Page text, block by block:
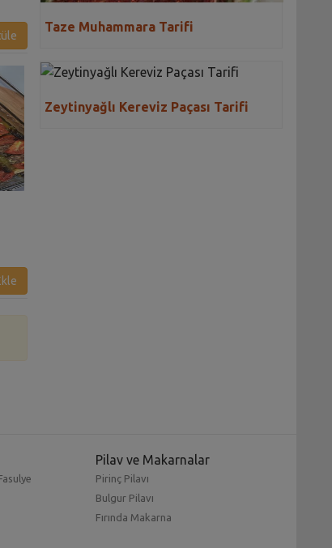
Taze Muhammara Tarifi
Zeytinyağlı Kereviz Paçası Tarifi
Pilav ve Makarnalar
Pirinç Pilavı
Bulgur Pilavı
Fırında Makarna